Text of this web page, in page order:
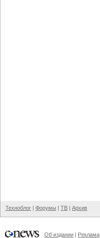
Техноблог | Форумы | ТВ | Архив
Об издании | Реклама